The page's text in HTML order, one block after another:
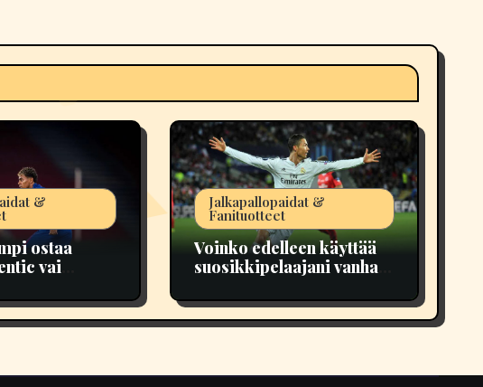
&
ostaa
vai
Jalkapallopaidat &
Fanituotteet
Voinko edelleen käyttää
suosikkipelaajani vanhaa